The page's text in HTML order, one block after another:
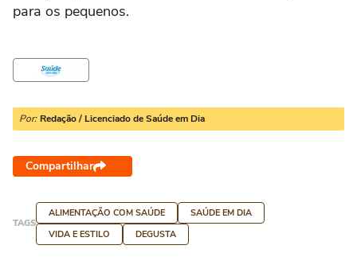
para os pequenos.
Por: Redação / Licenciado de Saúde em Dia
Compartilhar
TAGS
ALIMENTAÇÃO COM SAÚDE
SAÚDE EM DIA
VIDA E ESTILO
DEGUSTA